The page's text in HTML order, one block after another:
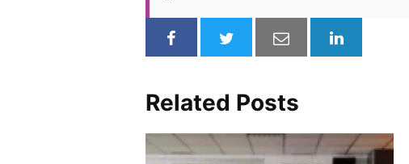
Related Posts